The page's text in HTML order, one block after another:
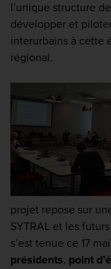
l’unique structure
développer et
interurbains à cette
régional.
projet repose sur
SYTRAL et les
s’est tenue ce 17
présidents, point